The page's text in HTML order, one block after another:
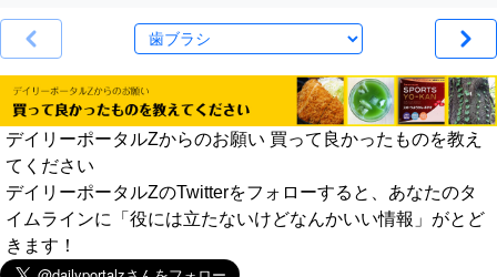
デイリーポータルZからのお願い 買って良かったものを教え
てください
デイリーポータルZのTwitterをフォローすると、あなたのタ
イムラインに「役には立たないけどなんかいい情報」がとど
きます！